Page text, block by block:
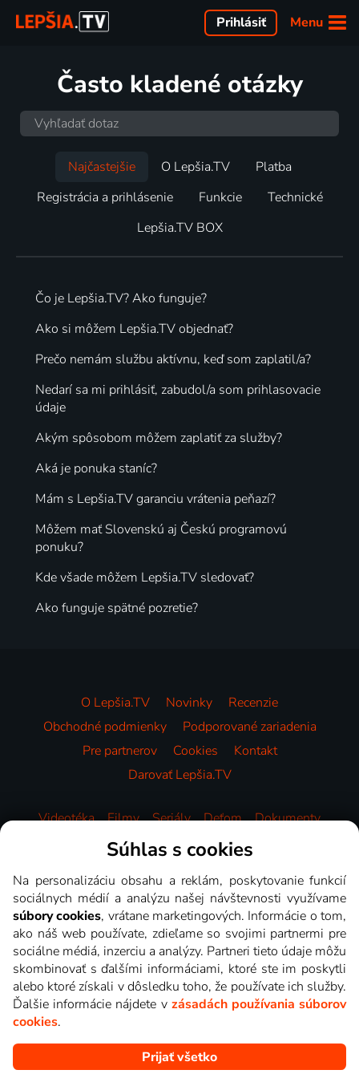
Menu
Prihlásiť
Často kladené otázky
Najčastejšie O Lepšia.TV
Platba
Registrácia a prihlásenie
Funkcie
Technické
Lepšia.TV BOX
Čo je Lepšia.TV? Ako funguje?
Ako si môžem Lepšia.TV objednať?
Prečo nemám službu aktívnu, keď som zaplatil/a?
Nedarí sa mi prihlásiť, zabudol/a som prihlasovacie
údaje
Akým spôsobom môžem zaplatiť za služby?
Aká je ponuka staníc?
Mám s Lepšia.TV garanciu vrátenia peňazí?
Môžem mať Slovenskú aj Českú programovú
ponuku?
Kde všade môžem Lepšia.TV sledovať?
Ako funguje spätné pozretie?
O Lepšia.TV Novinky
Recenzie
Obchodné podmienky
Podporované zariadenia
Pre partnerov
Cookies
Kontakt
Darovať Lepšia.TV
Videotéka Filmy Seriály Deťom
Dokumenty
Šport Správy Hudba
Copyright © goNET s.r.o. Na tomto webe sú zobrazované obrázky
z relácií TV staníc, ktoré môžete sledovať v Lepšia.TV.
Súhlas s cookies
Na personalizáciu obsahu a reklám, poskytovanie funkcií
sociálnych médií a analýzu našej návštevnosti využívame
súbory cookies, vrátane marketingových. Informácie o tom,
ako náš web používate, zdieľame so svojimi partnermi pre
sociálne médiá, inzerciu a analýzy. Partneri tieto údaje môžu
skombinovať s ďalšími informáciami, ktoré ste im poskytli
alebo ktoré získali v dôsledku toho, že používate ich služby.
Ďalšie informácie nájdete v zásadách používania súborov
cookies.
Prijať všetko